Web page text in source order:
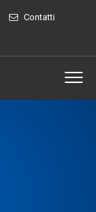
Contatti